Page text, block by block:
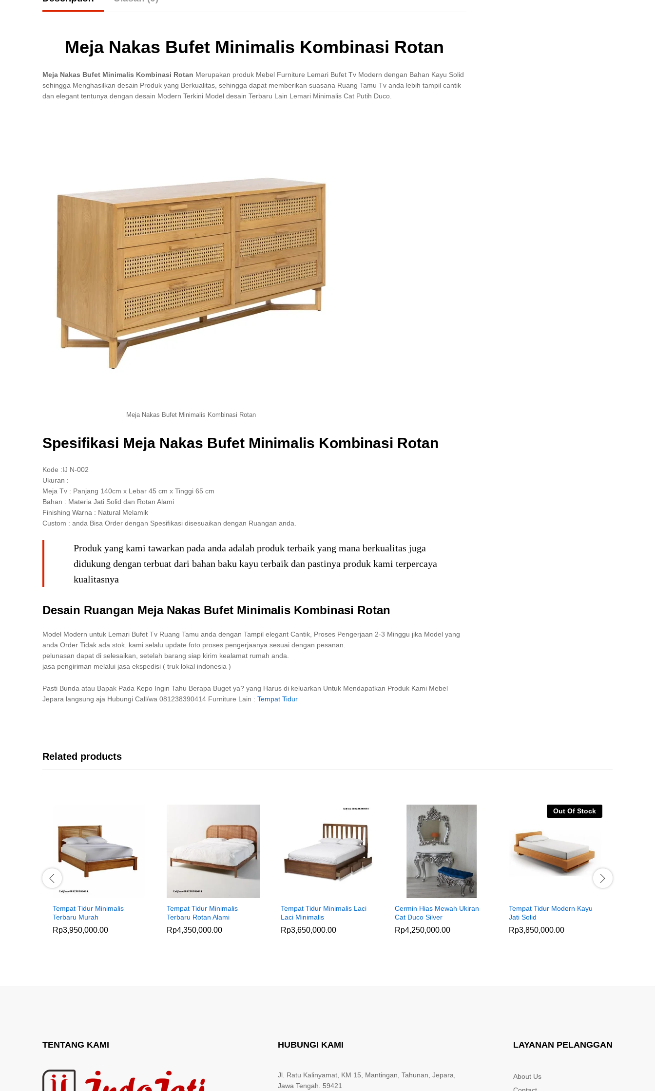
Meja Nakas Bufet Minimalis Kombinasi Rotan
Meja Nakas Bufet Minimalis Kombinasi Rotan Merupakan produk Mebel Furniture Lemari Bufet Tv Modern dengan Bahan Kayu Solid
sehingga Menghasilkan desain Produk yang Berkualitas, sehingga dapat memberikan suasana Ruang Tamu Tv anda lebih tampil cantik
dan elegant tentunya dengan desain Modern Terkini Model desain Terbaru Lain Lemari Minimalis Cat Putih Duco.
Meja Nakas Bufet Minimalis Kombinasi Rotan
Spesifikasi Meja Nakas Bufet Minimalis Kombinasi Rotan
Kode :IJ N-002
Ukuran :
Meja Tv : Panjang 140cm x Lebar 45 cm x Tinggi 65 cm
Bahan : Materia Jati Solid dan Rotan Alami
Finishing Warna : Natural Melamik
Custom : anda Bisa Order dengan Spesifikasi disesuaikan dengan Ruangan anda.
Produk yang kami tawarkan pada anda adalah produk terbaik yang mana berkualitas juga
didukung dengan terbuat dari bahan baku kayu terbaik dan pastinya produk kami terpercaya
kualitasnya
Desain Ruangan Meja Nakas Bufet Minimalis Kombinasi Rotan
Model Modern untuk Lemari Bufet Tv Ruang Tamu anda dengan Tampil elegant Cantik, Proses Pengerjaan 2-3 Minggu jika Model yang
anda Order Tidak ada stok. kami selalu update foto proses pengerjaanya sesuai dengan pesanan.
pelunasan dapat di selesaikan, setelah barang siap kirim kealamat rumah anda.
jasa pengiriman melalui jasa ekspedisi ( truk lokal indonesia )
Pasti Bunda atau Bapak Pada Kepo Ingin Tahu Berapa Buget ya? yang Harus di keluarkan Untuk Mendapatkan Produk Kami Mebel
Jepara langsung aja Hubungi Call/wa 081238390414 Furniture Lain : Tempat Tidur
Related products
Tempat Tidur Minimalis
Terbaru Murah
Rp3,950,000.00
Tempat Tidur Minimalis
Terbaru Rotan Alami
Rp4,350,000.00
Tempat Tidur Minimalis Laci
Laci Minimalis
Rp3,650,000.00
Cermin Hias Mewah Ukiran
Cat Duco Silver
Rp4,250,000.00
Out Of Stock
Tempat Tidur Modern Kayu
Jati Solid
Rp3,850,000.00
TENTANG KAMI HUBUNGI KAMI
Jl. Ratu Kalinyamat, KM 15, Mantingan, Tahunan, Jepara,
Jawa Tengah. 59421
LAYANAN PELANGGAN
About Us